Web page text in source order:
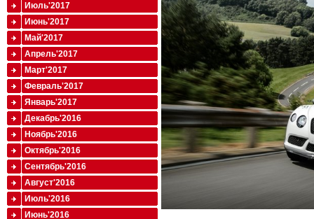
Июль'2017
Июнь'2017
Май'2017
Апрель'2017
Март'2017
Февраль'2017
Январь'2017
Декабрь'2016
Ноябрь'2016
Октябрь'2016
Сентябрь'2016
Август'2016
Июль'2016
Июнь'2016